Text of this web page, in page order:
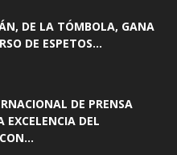
DE LA TÓMBOLA, GANA
DE ESPETOS...
DE PRENSA
EXCELENCIA DEL